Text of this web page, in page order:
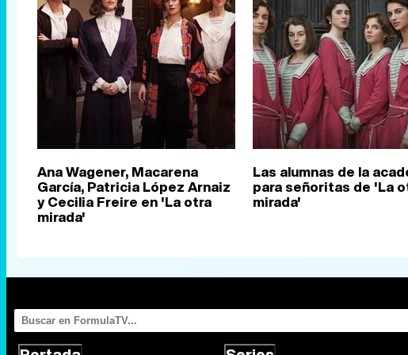
Ana Wagener, Macarena
García, Patricia López Arnaiz
y Cecilia Freire en 'La otra
mirada'
Las alumnas de la
para señoritas de 'La
mirada'